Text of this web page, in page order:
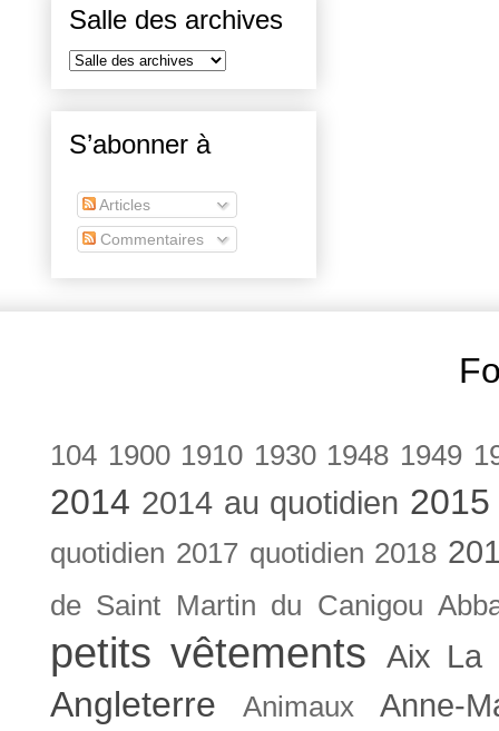
Salle des archives
S’abonner à
Articles
Commentaires
104 1900 1910 1930 1948 1949
2014 2014 au quotidien
quotidien 2017 quotidien 2018
de Saint Martin du Canigou
petits vêtements Aix La
Angleterre Animaux Anne-